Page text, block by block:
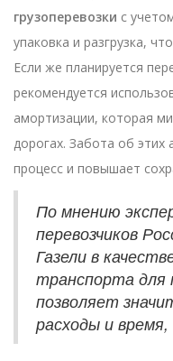
грузоперевозки с
упаковка и разгрузка,
Если же планируется
рекомендуется
амортизации, которая
дорогах. Забота об этих
процесс и повышает
По мнению
перевозчиков
Газели в
транспорта для
позволяет
расходы и время,